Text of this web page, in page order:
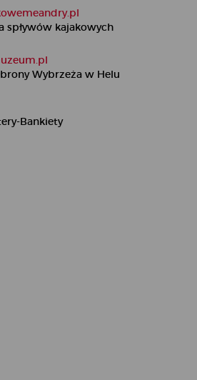
spływów kajakowych
Wybrzeża w Helu
Bankiety